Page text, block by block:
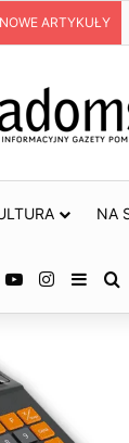
NOWE ARTYKUŁY
NA
YouTubeInstagram